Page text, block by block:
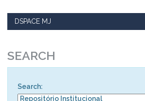
DSPACE MJ
SEARCH
Search: